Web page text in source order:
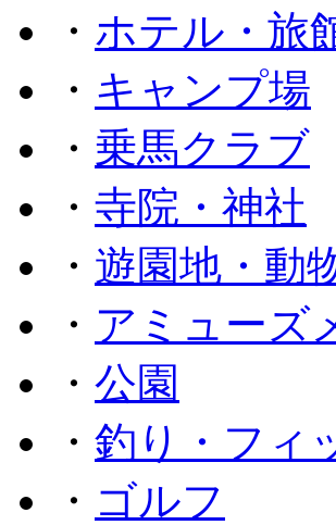
・ ホテル・旅
・ キャンプ場
・ 乗馬クラブ
・ 寺院・神社
・ 遊園地・動
・ アミューズ
・ 公園
・ 釣り・フィ
・ ゴルフ